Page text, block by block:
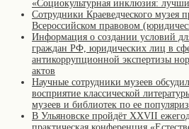
«Cоциокультурная инклюзия:
Сотрудники Краеведческого музея
Всероссийском правовом
Информация о создании условий
граждан РФ, юридических лиц в
антикоррупционной экспертизы
актов
Научные сотрудники музеев
восприятие классической
музеев и библиотек по ее
В Ульяновске пройдёт XXVII